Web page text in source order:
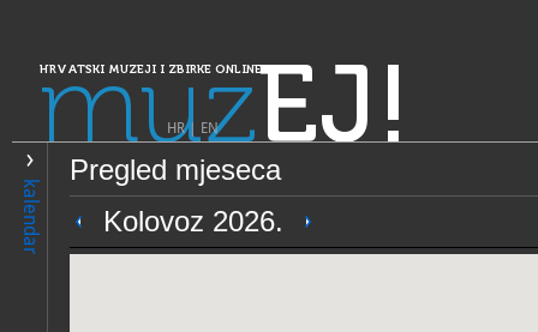
HRVATSKI MUZEJI I ZBIRKE ONLINE
muzEJ!
HR| EN
kalendar
Pregled mjeseca
Kolovoz 2026.
PRETRAŽIVANJE
Dalmacija
Hrvatski pomorski muzej